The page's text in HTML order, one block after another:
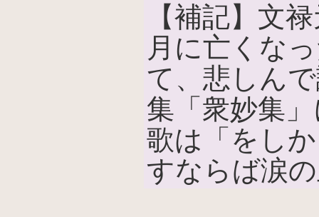
【補記】文
月に亡くな
て、悲しん
集「衆妙集
歌は「をし
すならば涙